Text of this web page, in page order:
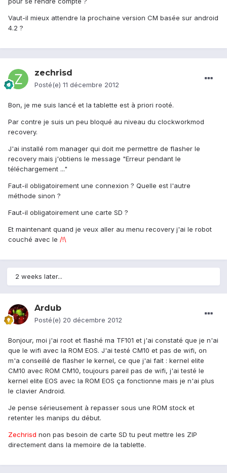
Vaut-il mieux attendre la prochaine version CM basée sur android
4.2 ?
zechrisd
Posté(e) 11 décembre 2012
Bon, je me suis lancé et la tablette est à priori rooté.
Par contre je suis un peu bloqué au niveau du clockworkmod
recovery.
J'ai installé rom manager qui doit me permettre de flasher le
recovery mais j'obtiens le message "Erreur pendant le
téléchargement ..."
Faut-il obligatoirement une connexion ? Quelle est l'autre
méthode sinon ?
Faut-il obligatoirement une carte SD ?
Et maintenant quand je veux aller au menu recovery j'ai le robot
couché avec le /!\
2 weeks later...
Ardub
Posté(e) 20 décembre 2012
Bonjour, moi j'ai root et flashé ma TF101 et j'ai constaté que je n'ai
que le wifi avec la ROM EOS. J'ai testé CM10 et pas de wifi, on
m'a conseillé de flasher le kernel, ce que j'ai fait : kernel elite
CM10 avec ROM CM10, toujours pareil pas de wifi, j'ai testé le
kernel elite EOS avec la ROM EOS ça fonctionne mais je n'ai plus
le clavier Android.
Je pense sérieusement à repasser sous une ROM stock et
retenter les manips du début.
Zechrisd non pas besoin de carte SD tu peut mettre les ZIP
directement dans la memoire de la tablette.